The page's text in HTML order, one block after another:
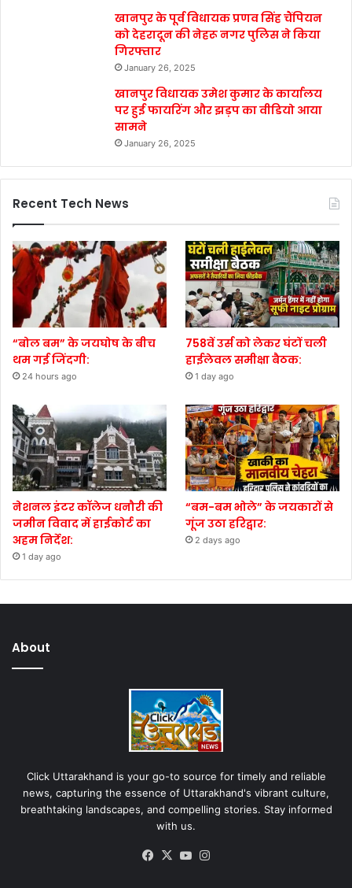
खानपुर के पूर्व विधायक प्रणव सिंह चैंपियन
को देहरादून की नेहरू नगर पुलिस ने किया
गिरफ्तार
January 26, 2025
खानपुर विधायक उमेश कुमार के कार्यालय
पर हुई फायरिंग और झड़प का वीडियो आया
सामने
January 26, 2025
Recent Tech News
“बोल बम” के जयघोष के बीच
थम गई जिंदगी:
24 hours ago
758वें उर्स को लेकर घंटों चली
हाईलेवल समीक्षा बैठक:
1 day ago
नेशनल इंटर कॉलेज धनौरी की
जमीन विवाद में हाईकोर्ट का
अहम निर्देश:
1 day ago
“बम-बम भोले” के जयकारों से
गूंज उठा हरिद्वार:
2 days ago
About
Click Uttarakhand is your go-to source for timely and reliable
news, capturing the essence of Uttarakhand's vibrant culture,
breathtaking landscapes, and compelling stories. Stay informed
with us.
Facebook
X YouTube